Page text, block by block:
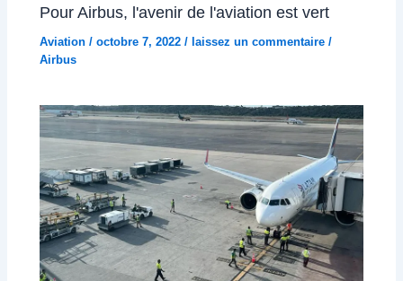
Pour Airbus, l'avenir de l'aviation est vert
Aviation /octobre 7, 2022/ laissez un commentaire /
Airbus